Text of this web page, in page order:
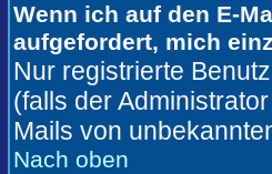
Wenn ich auf den E-
aufgefordert, mich
Nur registrierte
(falls der
Mails von
Nach oben